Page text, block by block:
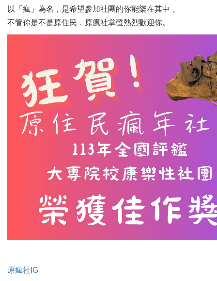
以「瘋」為名，是希望參加社團的你能樂在其中，
不管你是不是原住民，原瘋社掌聲熱烈歡迎你。
原瘋社IG